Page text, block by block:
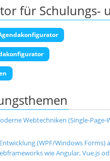
für Schulungs-
Webtechniken (Single-
(WPF/Windows Forms)
wie Angular, Vue.js